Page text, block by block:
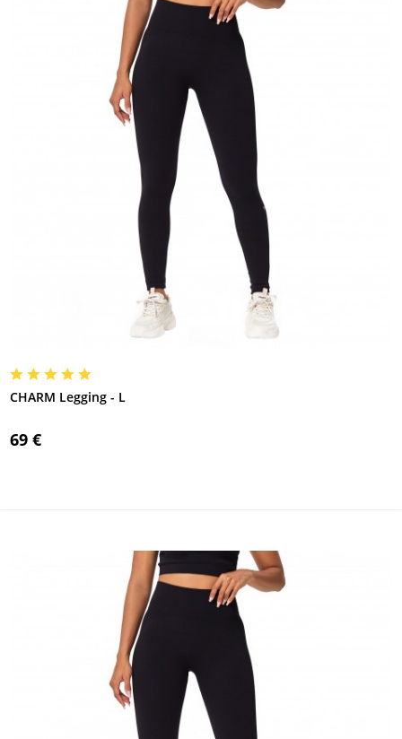
CHARM Legging - L
69 €